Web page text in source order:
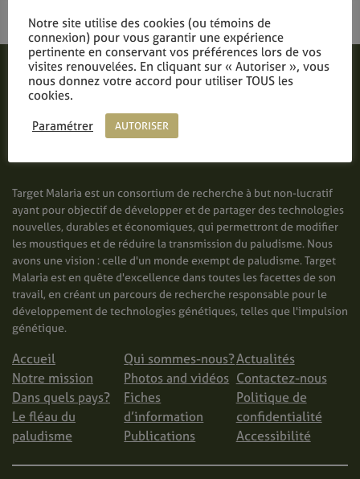
Lire plus
Target Malaria est un consortium de recherche à but non-lucratif
ayant pour objectif de développer et de partager des technologies
nouvelles, durables et économiques, qui permettront de modifier
les moustiques et de réduire la transmission du paludisme. Nous
avons une vision : celle d'un monde exempt de paludisme. Target
Malaria est en quête d'excellence dans toutes les facettes de son
travail, en créant un parcours de recherche responsable pour le
développement de technologies génétiques, telles que l'impulsion
génétique.
Accueil
Notre mission
Dans quels pays?
Le fléau du
paludisme
Qui sommes-nous?
Photos and vidéos
Fiches
d’information
Publications
Actualités
Contactez-nous
Politique de
confidentialité
Accessibilité
Notre site utilise des cookies (ou témoins de
connexion) pour vous garantir une expérience
pertinente en conservant vos préférences lors de vos
visites renouvelées. En cliquant sur « Autoriser », vous
nous donnez votre accord pour utiliser TOUS les
cookies.
Paramétrer
AUTORISER